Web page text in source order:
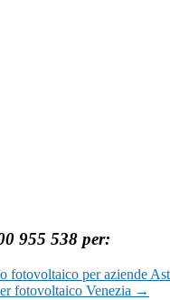
955 538 per:
fotovoltaico per aziende
fotovoltaico Venezia →